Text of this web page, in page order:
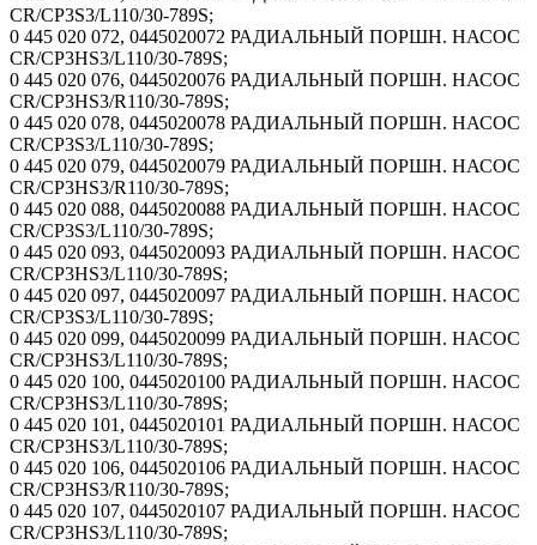
CR/CP3S3/L110/30-789S;
0 445 020 072, 0445020072 РАДИАЛЬНЫЙ ПОРШН. НАСОС
CR/CP3HS3/L110/30-789S;
0 445 020 076, 0445020076 РАДИАЛЬНЫЙ ПОРШН. НАСОС
CR/CP3HS3/R110/30-789S;
0 445 020 078, 0445020078 РАДИАЛЬНЫЙ ПОРШН. НАСОС
CR/CP3S3/L110/30-789S;
0 445 020 079, 0445020079 РАДИАЛЬНЫЙ ПОРШН. НАСОС
CR/CP3HS3/R110/30-789S;
0 445 020 088, 0445020088 РАДИАЛЬНЫЙ ПОРШН. НАСОС
CR/CP3S3/L110/30-789S;
0 445 020 093, 0445020093 РАДИАЛЬНЫЙ ПОРШН. НАСОС
CR/CP3HS3/L110/30-789S;
0 445 020 097, 0445020097 РАДИАЛЬНЫЙ ПОРШН. НАСОС
CR/CP3S3/L110/30-789S;
0 445 020 099, 0445020099 РАДИАЛЬНЫЙ ПОРШН. НАСОС
CR/CP3HS3/L110/30-789S;
0 445 020 100, 0445020100 РАДИАЛЬНЫЙ ПОРШН. НАСОС
CR/CP3HS3/L110/30-789S;
0 445 020 101, 0445020101 РАДИАЛЬНЫЙ ПОРШН. НАСОС
CR/CP3HS3/L110/30-789S;
0 445 020 106, 0445020106 РАДИАЛЬНЫЙ ПОРШН. НАСОС
CR/CP3HS3/R110/30-789S;
0 445 020 107, 0445020107 РАДИАЛЬНЫЙ ПОРШН. НАСОС
CR/CP3HS3/L110/30-789S;